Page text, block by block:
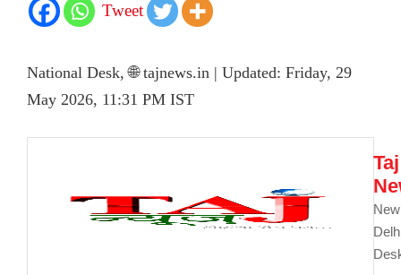
Tweet
National Desk, 🌐 tajnews.in | Updated: Friday, 29
May 2026, 11:31 PM IST
Taj
New